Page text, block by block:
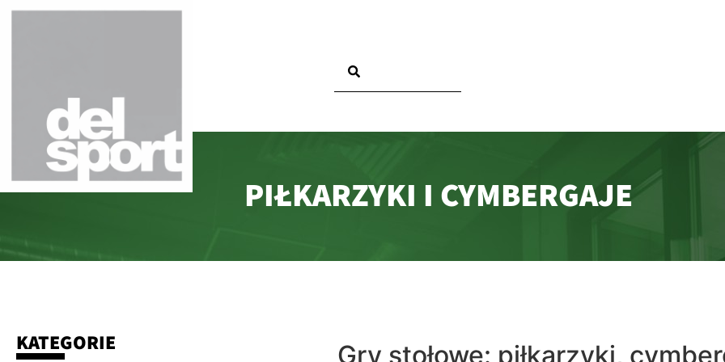
PIŁKARZYKI I CYMBERGAJE
KATEGORIE Gry stołowe: piłkarzyki,